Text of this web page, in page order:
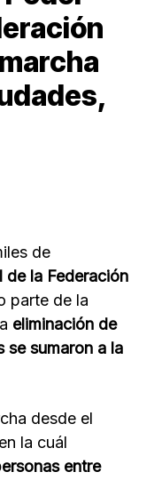
de
la Federación
parte de la
eliminación de
se sumaron a la
desde el
la cuál
entre